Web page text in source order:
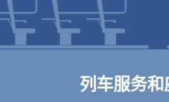
列车服务